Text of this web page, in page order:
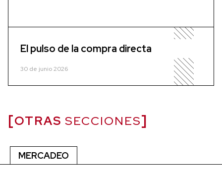
El pulso de la compra directa
30 de junio 2026
OTRAS SECCIONES
MERCADEO